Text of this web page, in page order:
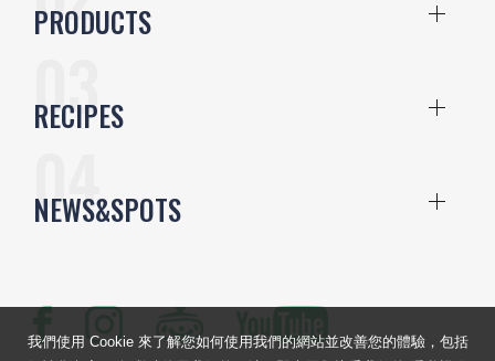
PRODUCTS
RECIPES
NEWS&SPOTS
我們使用 Cookie 來了解您如何使用我們的網站並改善您的體驗，包括